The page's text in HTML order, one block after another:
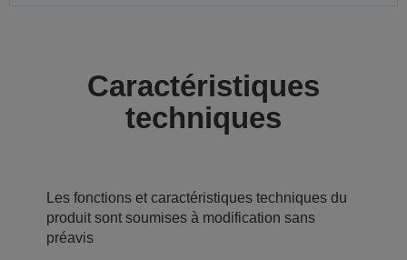
Caractéristiques
techniques
Les fonctions et caractéristiques techniques du
produit sont soumises à modification sans
préavis